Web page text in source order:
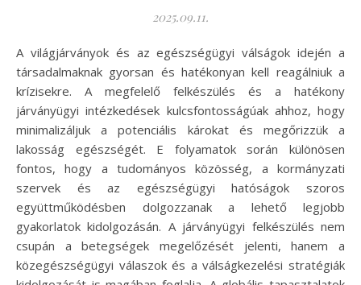
2025.09.11.
A világjárványok és az egészségügyi válságok idején a
társadalmaknak gyorsan és hatékonyan kell reagálniuk a
krízisekre. A megfelelő felkészülés és a hatékony
járványügyi intézkedések kulcsfontosságúak ahhoz, hogy
minimalizáljuk a potenciális károkat és megőrizzük a
lakosság egészségét. E folyamatok során különösen
fontos, hogy a tudományos közösség, a kormányzati
szervek és az egészségügyi hatóságok szoros
együttműködésben dolgozzanak a lehető legjobb
gyakorlatok kidolgozásán. A járványügyi felkészülés nem
csupán a betegségek megelőzését jelenti, hanem a
közegészségügyi válaszok és a válságkezelési stratégiák